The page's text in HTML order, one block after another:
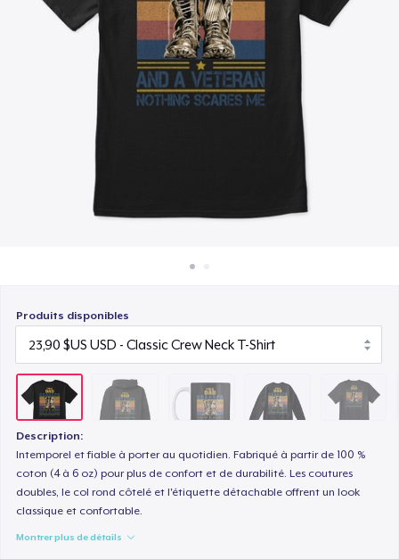
Vendez partout
Vendre n'importe quoi
Produits disponibles
Description:
Intemporel et fiable à porter au quotidien. Fabriqué à partir de 100 %
coton (4 à 6 oz) pour plus de confort et de durabilité. Les coutures
doubles, le col rond côtelé et l'étiquette détachable offrent un look
classique et confortable.
Montrer plus de détails
19,99 $US
Unisex Classic Crewneck Sweatshirt
33,99 $US
Premium V-Neck Tee
Classic Tank Top
26,90 $US
Classic Long Sleeve Tee
Premium V-Neck Tee